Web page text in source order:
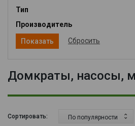
Тип
Производитель
Сбросить
Домкраты, насосы,
Сортировать: По популярности